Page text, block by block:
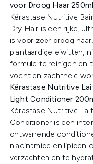
voor Droog Haar 250ml
Kérastase Nutritive
Dry Hair is een rijke,
is voor zeer droog
plantaardige eiwitten,
formule te reinigen en
vocht en zachtheid
Kérastase Nutritive
Light Conditioner
Kérastase Nutritive
Conditioner is een
ontwarrende
niacinamide en lipiden
verzachten en te